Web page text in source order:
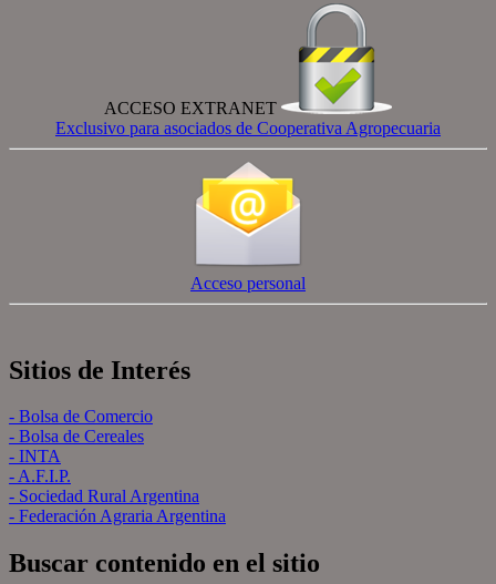
ACCESO EXTRANET
Exclusivo para asociados de Cooperativa Agropecuaria
Acceso personal
Sitios de Interés
- Bolsa de Comercio
- Bolsa de Cereales
- INTA
- A.F.I.P.
- Sociedad Rural Argentina
- Federación Agraria Argentina
Buscar contenido en el sitio